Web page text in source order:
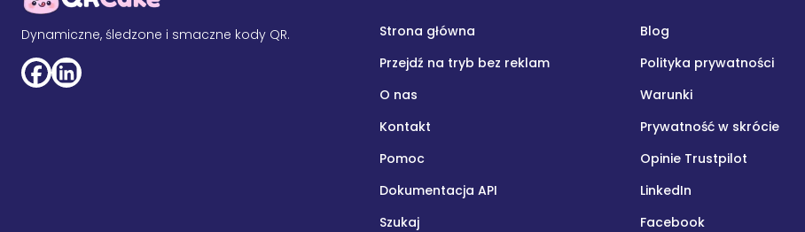
Dynamiczne, śledzone i smaczne kody QR.
Strona główna
Przejdź na tryb bez reklam
O nas
Kontakt
Pomoc
Dokumentacja API
Szukaj
Blog
Polityka prywatności
Warunki
Prywatność w skrócie
Opinie Trustpilot
LinkedIn
Facebook